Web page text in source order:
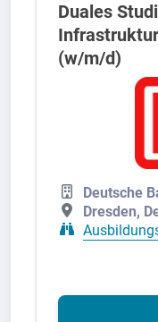
Duales
(w/m/d)
Deutsche
Dresden,